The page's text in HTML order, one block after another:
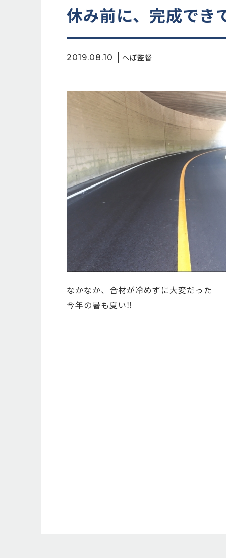
休み前に、完成でき
2019.08.10 へぼ監督
なかなか、合材が冷めずに大変だった
今年の暑も夏い‼️